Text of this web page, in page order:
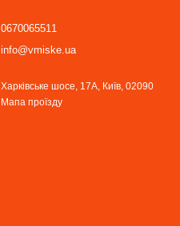
0670065511
info@vmiske.ua
Харківське шосе, 17А, Київ, 02090
Мапа проїзду